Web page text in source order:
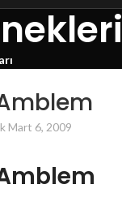
Mart 6, 2009